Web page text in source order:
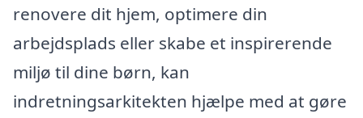
renovere dit hjem, optimere din
arbejdsplads eller skabe et inspirerende
miljø til dine børn, kan
indretningsarkitekten hjælpe med at gøre